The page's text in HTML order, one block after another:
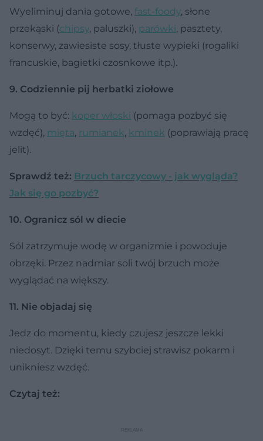
Wyeliminuj dania gotowe, fast-foody, słone
przekąski (chipsy, paluszki), parówki, pasztety,
konserwy, zawiesiste sosy, tłuste wypieki (rogaliki
francuskie, bagietki czosnkowe itp.).
9. Codziennie pij herbatki ziołowe
Mogą to być: koper włoski (pomaga pozbyć się
wzdęć), mięta, rumianek, kminek (poprawiają pracę
jelit).
Sprawdź też: Brzuch tarczycowy - jak wygląda?
Jak się go pozbyć?
10. Ogranicz sól w diecie
Sól zatrzymuje wodę w organizmie i powoduje
obrzęki. Przez nadmiar soli twój brzuch może
wyglądać na większy.
11. Nie objadaj się
Jedz do momentu, kiedy czujesz jeszcze lekki
niedosyt. Dzięki temu szybciej strawisz pokarm i
unikniesz wzdęć.
Czytaj też: